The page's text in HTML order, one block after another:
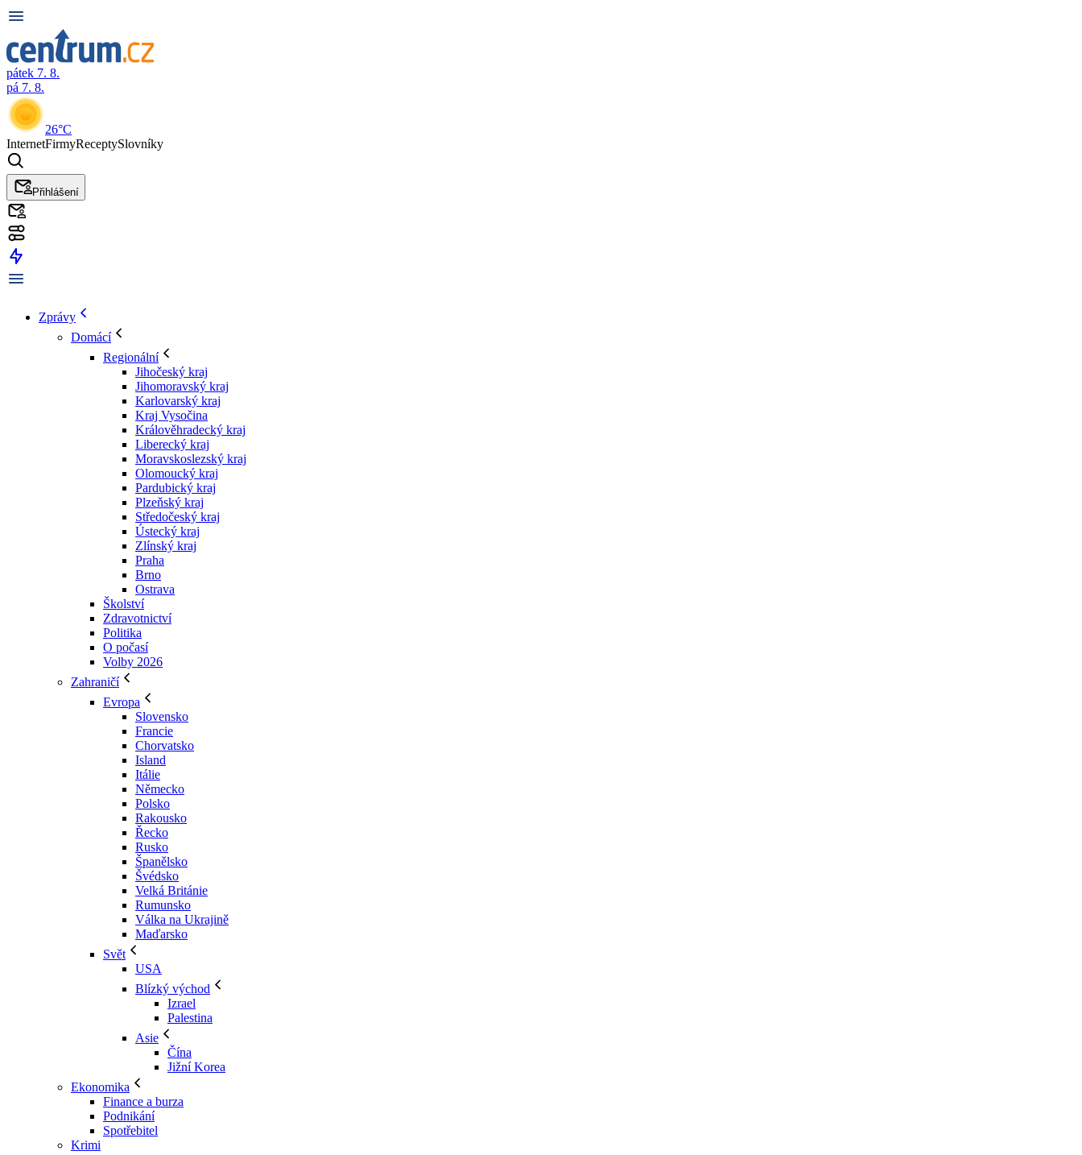
pátek 7. 8.
pá 7. 8.
26°C
InternetFirmyReceptySlovníky
Přihlášení
Zprávy
Domácí
Regionální
Jihočeský kraj
Jihomoravský kraj
Karlovarský kraj
Kraj Vysočina
Králověhradecký kraj
Liberecký kraj
Moravskoslezský kraj
Olomoucký kraj
Pardubický kraj
Plzeňský kraj
Středočeský kraj
Ústecký kraj
Zlínský kraj
Praha
Brno
Ostrava
Školství
Zdravotnictví
Politika
O počasí
Volby 2026
Zahraničí
Evropa
Slovensko
Francie
Chorvatsko
Island
Itálie
Německo
Polsko
Rakousko
Řecko
Rusko
Španělsko
Švédsko
Velká Británie
Rumunsko
Válka na Ukrajině
Maďarsko
Svět
USA
Blízký východ
Izrael
Palestina
Asie
Čína
Jižní Korea
Ekonomika
Finance a burza
Podnikání
Spotřebitel
Krimi